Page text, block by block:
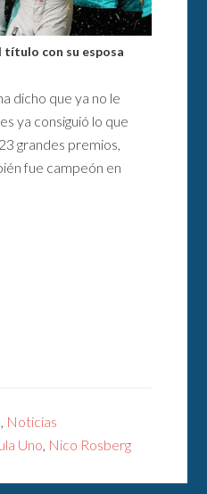
título con su esposa
dicho que ya no le
ya consiguió lo que
grandes premios,
fue campeón en
, Noticias
Uno, Nico Rosberg